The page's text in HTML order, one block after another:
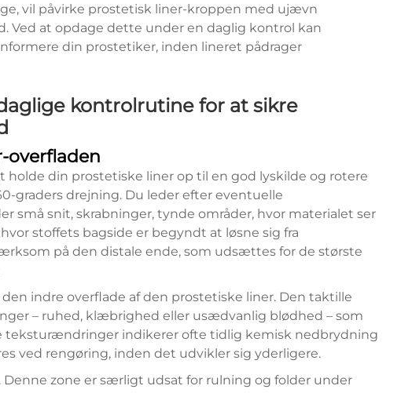
vil påvirke prostetisk liner-kroppen med ujævn
Ved at opdage dette under en daglig kontrol kan
din prostetiker, inden lineret pådrager
kontrolrutine for at sikre
overfladen
holde din prostetiske liner op til en god lyskilde og rotere
graders drejning. Du leder efter eventuelle
små snit, skrabninger, tynde områder, hvor materialet ser
stoffets bagside er begyndt at løsne sig fra
på den distale ende, som udsættes for de største
indre overflade af den prostetiske liner. Den taktille
– ruhed, klæbrighed eller usædvanlig blødhed – som
teksturændringer indikerer ofte tidlig kemisk nedbrydning
ved rengøring, inden det udvikler sig yderligere.
zone er særligt udsat for rulning og folder under